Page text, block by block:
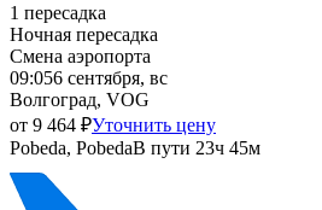
1 пересадка
Ночная пересадка
Смена аэропорта
09:056 сентября, вс
Волгоград, VOG
от 9 464 ₽Уточнить цену
Pobeda, PobedaВ пути 23ч 45м